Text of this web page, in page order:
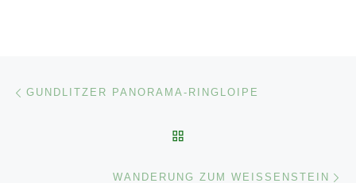
Beitragsnavigation
GUNDLITZER PANORAMA-RINGLOIPE
WANDERUNG ZUM WEISSENSTEIN